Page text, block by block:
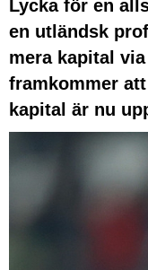
Lycka för en
en utländsk
mera kapital
framkommer
kapital är nu